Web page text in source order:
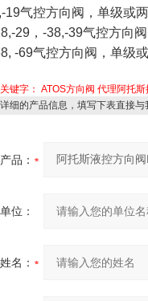
19气控方向阀，单级或
29，-38,-39气控方向
-69气控方向阀，单级
键字： ATOS方向阀 代理阿托斯
细的产品信息，填写下表直接与
产品：
位：
名：